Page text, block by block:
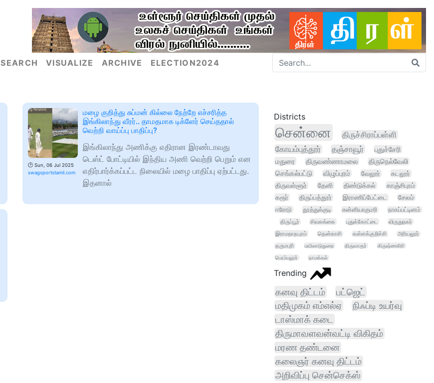
SEARCH VISUALIZE ARCHIVE ELECTION2024
🕑 Sun, 06 Jul 2025
swagsportstamil.com
மழை குறித்து சுப்மன் கில்லை நேற்றே எச்சரித்த
இங்கிலாந்து வீரர்.. தாமதமாக டிக்ளேர் செய்ததால்
வெற்றி வாய்ப்பு பாதிப்பு?
இங்கிலாந்து அணிக்கு எதிரான இரண்டாவது
டெஸ்ட் போட்டியில் இந்திய அணி வெற்றி பெறும் என
எதிர்பார்க்கப்பட்ட நிலையில் மழை பாதிப்பு ஏற்பட்டது.
இதனால்
Districts
சென்னை
திருச்சிராப்பள்ளி
கோயம்புத்தூர்
தஞ்சாவூர்
புதுச்சேரி
மதுரை
திருவண்ணாமலை
திருநெல்வேலி
செங்கல்பட்டு
விழுப்புரம் வேலூர்
கடலூர்
திருவள்ளூர்
தேனி திண்டுக்கல்
காஞ்சிபுரம்
கரூர்
திருப்பத்தூர் இராணிப்பேட்டை
சேலம்
ஈரோடு
தூத்துக்குடி கன்னியாகுமரி
நாகப்பட்டினம்
திருப்பூர்
சிவகங்கை புதுக்கோட்டை
விருதுநகர்
இராமநாதபுரம்
தென்காசி கள்ளக்குறிச்சி
அரியலூர்
தருமபுரி
மயிலாடுதுறை திருவாரூர்
கிருஷ்ணகிரி
பெரம்பலூர்
நாமக்கல்
Trending
கனவு திட்டம் பட்ஜெட்
மதிமுகம் எம்எல்ஏ
நிஃப்டி உயர்வு
டாஸ்மாக் கடை
திருமாவளவன்வட்டி விகிதம்
மரண தண்டனை
கலைஞர் கனவு திட்டம்
அறிவிப்பு சென்செக்ஸ்